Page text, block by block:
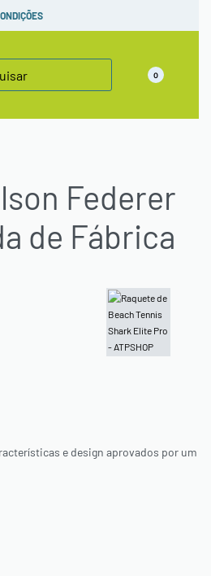
0
Federer
de Fábrica
e design aprovados por um